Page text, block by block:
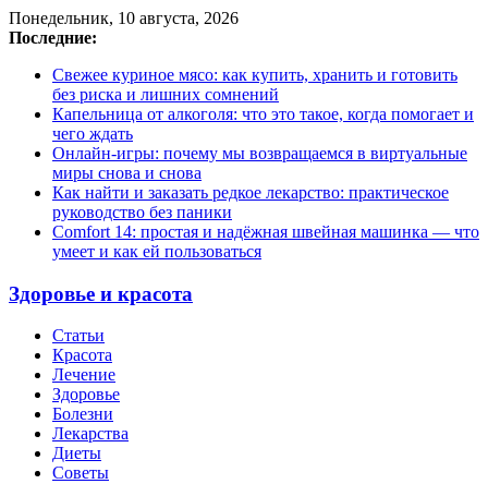
Понедельник, 10 августа, 2026
Последние:
Свежее куриное мясо: как купить, хранить и готовить
без риска и лишних сомнений
Капельница от алкоголя: что это такое, когда помогает и
чего ждать
Онлайн-игры: почему мы возвращаемся в виртуальные
миры снова и снова
Как найти и заказать редкое лекарство: практическое
руководство без паники
Comfort 14: простая и надёжная швейная машинка — что
умеет и как ей пользоваться
Здоровье и красота
Статьи
Красота
Лечение
Здоровье
Болезни
Лекарства
Диеты
Советы